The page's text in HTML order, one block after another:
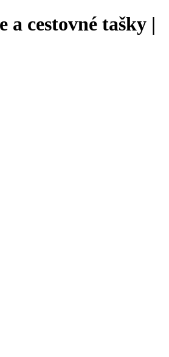
a cestovné tašky |